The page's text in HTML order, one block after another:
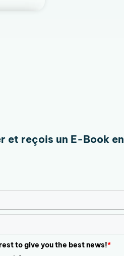
et reçois un E-Book en
to give you the best news!*